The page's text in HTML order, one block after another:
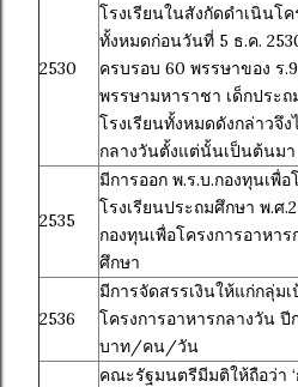
2530
โรงเรียนในสังกัดดำเนินโ
ทั้งหมดก่อนวันที่ 5 ธ.ค.
ครบรอบ 60 พรรษาของ ร
พรรษามหาราชา เด็กประ
โรงเรียนทั้งหมดดังกล่าวจึ
กลางวันตั้งแต่นั้นเป็นต้นมา
2535
มีการออก พ.ร.บ.กองทุนเพื่
โรงเรียนประถมศึกษา พ.ศ
กองทุนเพื่อโครงการอาหา
ศึกษา
2536
มีการจัดสรรเงินให้แก่กลุ่ม
โครงการอาหารกลางวัน
บาท/คน/วัน
คณะรัฐมนตรีมีมติให้ถือว่า